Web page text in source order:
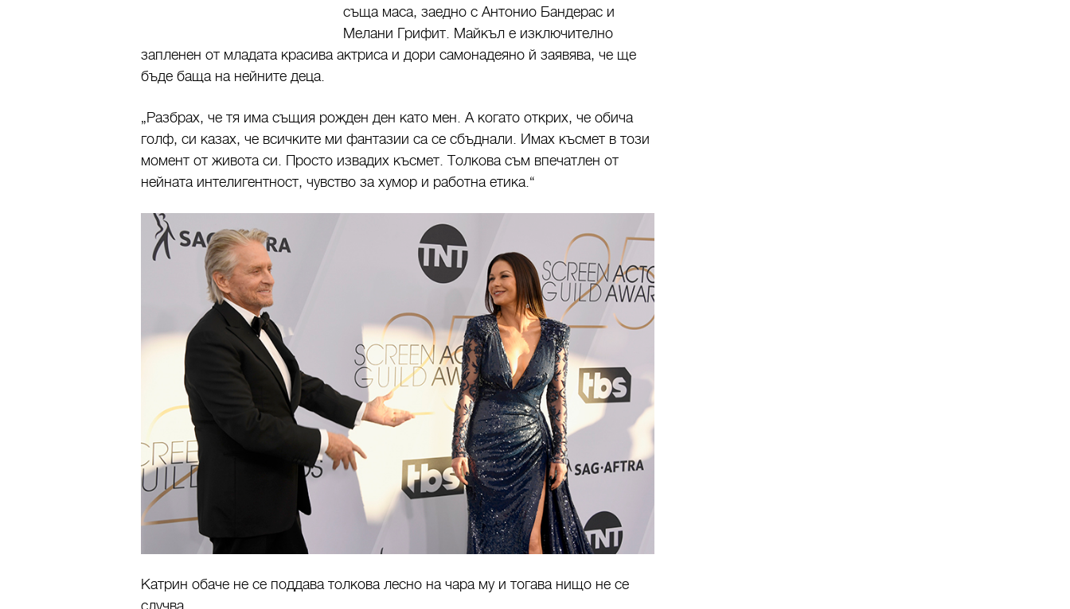
съща маса, заедно с Антонио Бандерас и
Мелани Грифит. Майкъл е изключително
запленен от младата красива актриса и дори самонадеяно й заявява, че ще
бъде баща на нейните деца.
„Разбрах, че тя има същия рожден ден като мен. А когато открих, че обича
голф, си казах, че всичките ми фантазии са се сбъднали. Имах късмет в този
момент от живота си. Просто извадих късмет. Толкова съм впечатлен от
нейната интелигентност, чувство за хумор и работна етика.“
Катрин обаче не се поддава толкова лесно на чара му и тогава нищо не се